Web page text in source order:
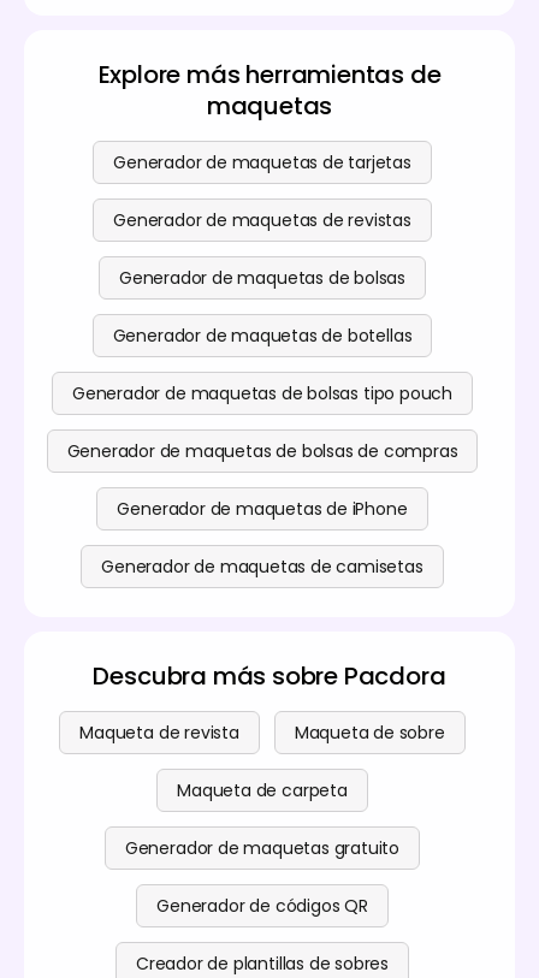
colores, y previsualice su diseño sin costo. Para
funciones avanzadas, consulte nuestrasopciones
Explore más herramientas de
maquetas
Generador de maquetas de tarjetas
Generador de maquetas de revistas
Generador de maquetas de bolsas
Generador de maquetas de botellas
Generador de maquetas de bolsas tipo pouch
Generador de maquetas de bolsas de compras
Generador de maquetas de iPhone
Generador de maquetas de camisetas
Descubra más sobre Pacdora
Maqueta de revista Maqueta de sobre
Maqueta de carpeta
Generador de maquetas gratuito
Generador de códigos QR
Creador de plantillas de sobres